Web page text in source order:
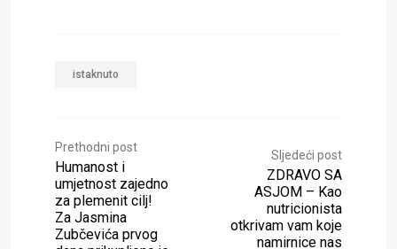
istaknuto
Prethodni post
Humanost i
umjetnost zajedno
za plemenit cilj!
Za Jasmina
Zubčevića prvog
Sljedeći post
ZDRAVO SA
ASJOM – Kao
nutricionista
otkrivam vam koje
namirnice nas